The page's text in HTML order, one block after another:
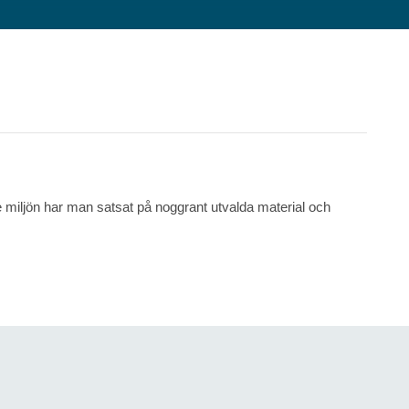
har man satsat på noggrant utvalda material och